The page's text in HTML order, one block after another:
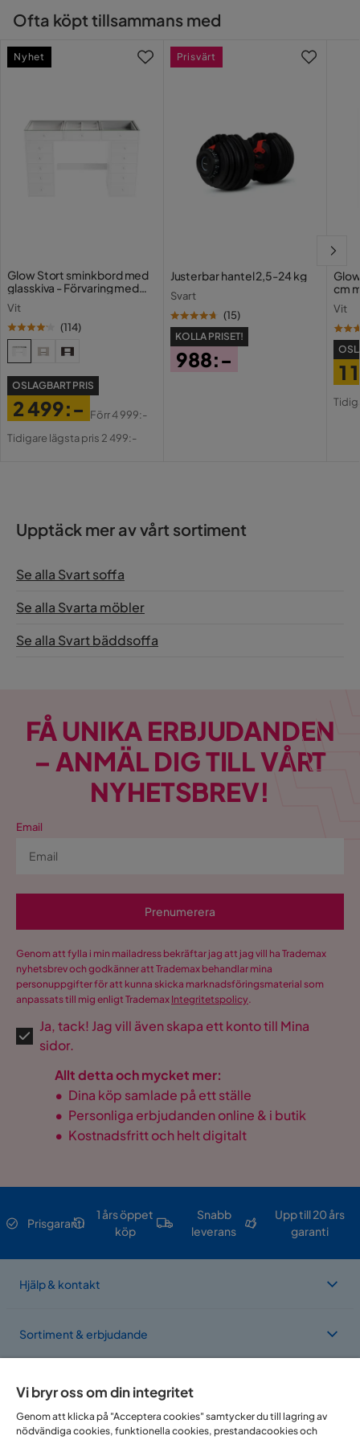
Ofta köpt tillsammans med
Glow Stort sminkbord med
glasskiva - Förvaring med
Vit
(114)
OSLAGBART PRIS
Pris
2 499:-
Original
Förr4 999:-
Tidigare lägsta pris 2 499:-
Nyhet
Justerbar hantel 2,5-24 kg
Svart
(15)
KOLLA PRISET!
988:-
Prisvärt
cm
Vit
1
Upptäck mer av vårt sortiment
Se alla Svart soffa
Se alla Svarta möbler
Se alla Svart bäddsoffa
FÅ UNIKA ERBJUDANDEN
– ANMÄL DIG TILL VÅRT
NYHETSBREV!
Email
Prenumerera
Genom att fylla i min mailadress bekräftar jag att jag vill ha Trademax
nyhetsbrev och godkänner att Trademax behandlar mina
personuppgifter för att kunna skicka marknadsföringsmaterial som
anpassats till mig enligt Trademax Integritetspolicy.
Ja, tack! Jag vill även skapa ett konto till Mina
sidor.
Allt detta och mycket mer:
• Dina köp samlade på ett ställe
• Personliga erbjudanden online & i butik
• Kostnadsfritt och helt digitalt
Prisgaranti
1 års öppet
köp
Snabb
leverans
Upp till 20 års
garanti
Hjälp & kontakt
Sortiment & erbjudande
Vi bryr oss om din integritet
Genom att klicka på "Acceptera cookies" samtycker du till lagring av
nödvändiga cookies, funktionella cookies, prestandacookies och